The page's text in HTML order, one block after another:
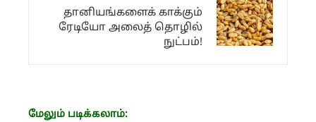
தானியங்களைக் காக்கும்
ரேடியோ அலைத் தொழில்
நுட்பம்!
மேலும் படிக்கலாம்: